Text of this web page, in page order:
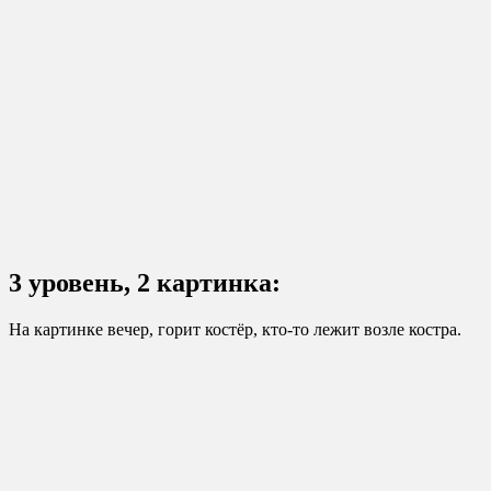
3 уровень, 2 картинка:
На картинке вечер, горит костёр, кто-то лежит возле костра.